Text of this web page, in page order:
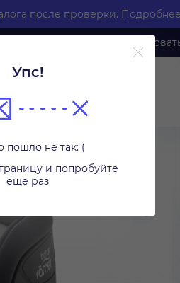
после проверки.
Как
Упс!
пошло не так: (
и попробуйте
еще раз